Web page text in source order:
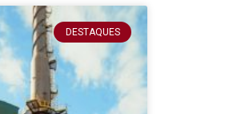
DESTAQUES